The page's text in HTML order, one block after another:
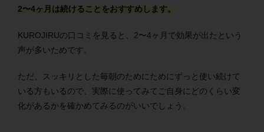
2〜4ヶ月は続けることをおすすめします。
KUROJIRUの口コミを見ると、2〜4ヶ月で効果が出たという
声が多いためです。
ただ、スッキリとした毎朝のためにためにずっと使い続けて
いる方もいるので、実際に使ってみてご自身にどのくらい変
化があるかを確かめてみるのがいいでしょう。